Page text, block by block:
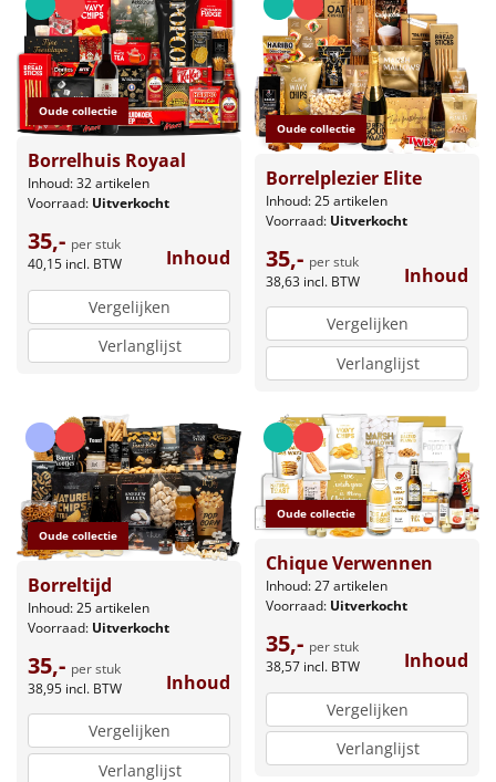
Oude collectie
Borrelhuis Royaal
Inhoud: 32 artikelen
Voorraad: Uitverkocht
35,- per stuk
40,15 incl. BTW Inhoud
Vergelijken
Verlanglijst
Oude collectie
Borrelplezier Elite
Inhoud: 25 artikelen
Voorraad: Uitverkocht
35,- per stuk
38,63 incl. BTW Inhoud
Vergelijken
Verlanglijst
Oude collectie
Borreltijd
Inhoud: 25 artikelen
Voorraad: Uitverkocht
35,- per stuk
38,95 incl. BTW Inhoud
Vergelijken
Verlanglijst
Oude collectie
Chique Verwennen
Inhoud: 27 artikelen
Voorraad: Uitverkocht
35,- per stuk
38,57 incl. BTW Inhoud
Vergelijken
Verlanglijst